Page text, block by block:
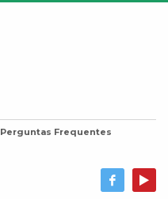
Perguntas Frequentes